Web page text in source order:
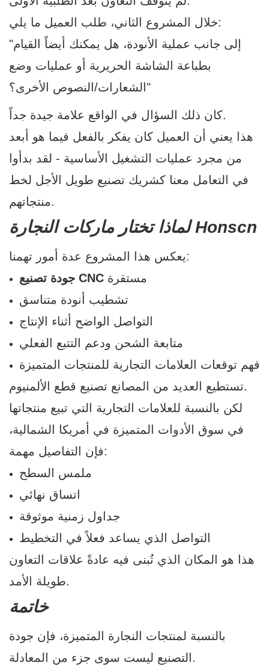
خلال المشروع الثاني، طلب العميل ما يلي:
"إلى جانب عملية الأنودة، هل يمكنك أيضاً القيام
بطباعة الشاشة الحريرية أو عمليات وضع
الشعارات/النصوص الأخرى؟"
كان ذلك السؤال في الواقع علامة جيدة جداً.
هذا يعني أن العميل كان يفكر بالفعل فيما هو أبعد
من مجرد عمليات التشغيل الأساسية - لقد بدأوا
في التعامل معنا كشريك تصنيع طويل الأجل لخط
منتجاتهم.
لماذا تختار ماركات النجارة Honscn
يعكس هذا المشروع عدة أمور تهمنا:
جودة تصنيع CNC مستقرة
تشطيب أنودة متناسق
التواصل الواضح أثناء الإنتاج
متابعة الشحن ودعم التتبع الفعلي
فهم توقعات العلامات التجارية للمنتجات المتميزة
تستطيع العديد من المصانع تصنيع قطع الألمنيوم.
لكن بالنسبة للعلامات التجارية التي تبيع منتجاتها
في سوق الأدوات المتميزة في أمريكا الشمالية،
فإن التفاصيل مهمة:
ملمس السطح
اتساق نهائي
جداول زمنية موثوقة
التواصل الذي يساعد فعلاً في التخطيط
هذا هو المكان الذي تُبنى فيه عادةً علاقات التعاون
طويلة الأمد.
خاتمة
بالنسبة لمنتجات النجارة المتميزة، فإن جودة
التصنيع ليست سوى جزء من المعادلة.